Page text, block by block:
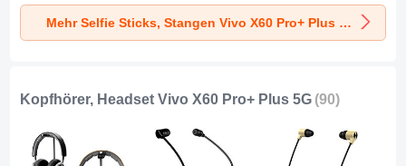
Pro+ Plus 5G Gold
und Schwarz
Pro+ Plus 5G
Schwarz
Pro+ Plus 5G Blau
Mehr Selfie Sticks, Stangen Vivo X60 Pro+ Plus 5G
Kopfhörer, Headset Vivo X60 Pro+ Plus 5G (90)